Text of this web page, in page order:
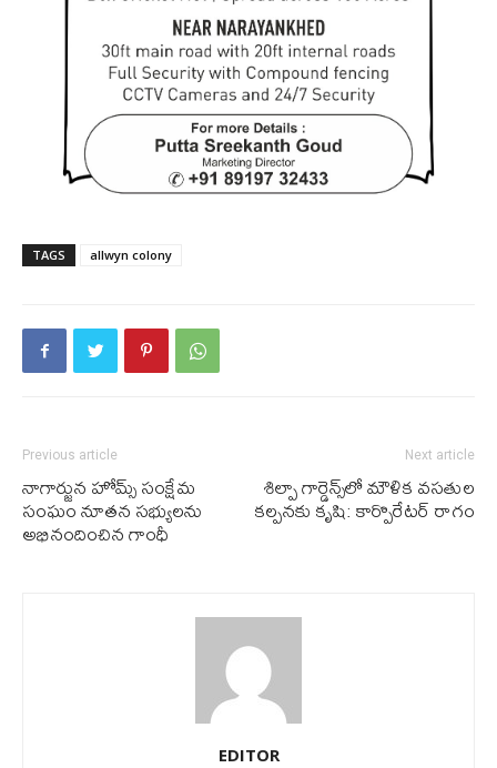
TAGS allwyn colony
Previous article
నాగార్జున హోమ్స్ సంక్షేమ
సంఘం నూతన సభ్యులను
అభినందించిన గాంధీ
Next article
శిల్పా గార్డెన్స్‌లో మౌళిక వ‌స‌తుల
క‌ల్ప‌న‌కు కృషి: కార్పొరేట‌ర్ రాగం
EDITOR